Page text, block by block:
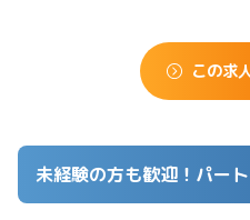
この求
未経験の方も歓迎！パー